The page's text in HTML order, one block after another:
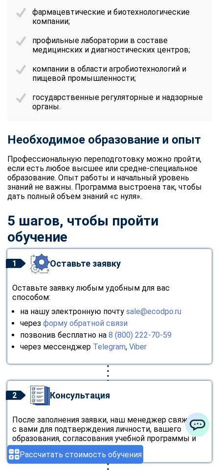
Рассчитать стоимость обучения
фармацевтические и биотехнологические
компании;
профильные лаборатории в составе
медицинских и диагностических центров;
компании в области агробиотехнологий и
пищевой промышленности;
государственные регуляторные и надзорные
органы.
Необходимое образование и опыт
Профессиональную переподготовку можно пройти,
если есть любое высшее или средне-специальное
образование. Опыт работы и начальный уровень
знаний не важны. Программа выстроена так, чтобы
дать полный объем знаний «с нуля».
5 шагов, чтобы пройти
обучение
1 Оставьте заявку
Оставьте заявку любым удобным для вас
способом:
на нашу электронную почту sale@ecodpo.ru
через форму обратной связи
позвонив бесплатно на 8 (800) 222-70-59
через мессенджер Telegram, Viber
2 Консультация
После заполнения заявки, наш менеджер свяжется
с вами для подтверждения личности, вашего
образования, согласования учебной программы и
стоимости.
ChatApp
online
Мессенджеры
Свяжитесь с нами через любой удобный мессенджер!
Telegram
Max
ChatApp